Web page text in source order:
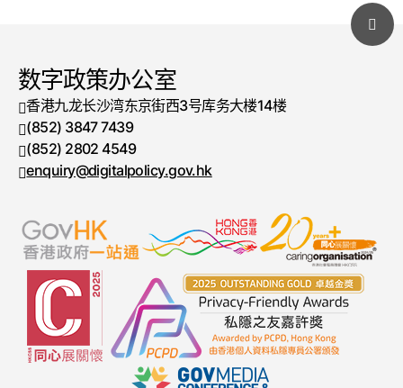
数字政策办公室
香港九龙长沙湾东京街西3号库务大楼14楼
电话号码
(852) 3847 7439
传真号码
(852) 2802 4549
enquiry@digitalpolicy.gov.hk